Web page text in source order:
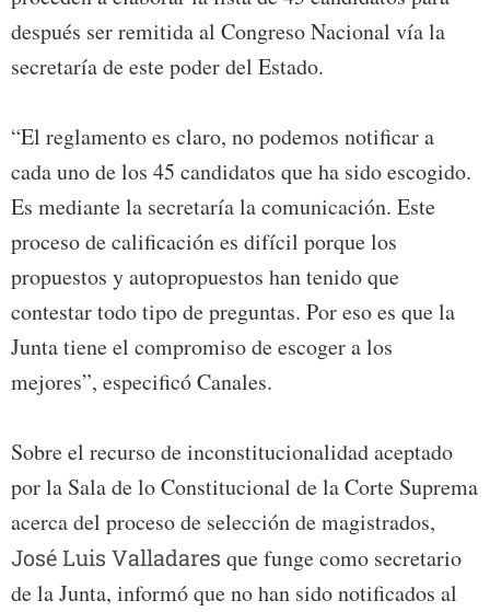
después ser remitida al Congreso Nacional vía la
secretaría de este poder del Estado.
“El reglamento es claro, no podemos notificar a
cada uno de los 45 candidatos que ha sido escogido.
Es mediante la secretaría la comunicación. Este
proceso de calificación es difícil porque los
propuestos y autopropuestos han tenido que
contestar todo tipo de preguntas. Por eso es que la
Junta tiene el compromiso de escoger a los
mejores”, especificó Canales.
Sobre el recurso de inconstitucionalidad aceptado
por la Sala de lo Constitucional de la Corte Suprema
acerca del proceso de selección de magistrados,
José Luis Valladares que funge como secretario
de la Junta, informó que no han sido notificados al